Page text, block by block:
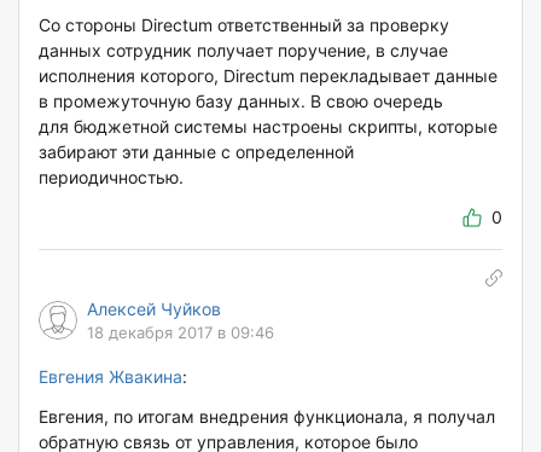
Со стороны Directum ответственный за проверку
данных сотрудник получает поручение, в случае
исполнения которого, Directum перекладывает данные
в промежуточную базу данных. В свою очередь
для бюджетной системы настроены скрипты, которые
забирают эти данные с определенной
периодичностью.
0
Алексей Чуйков
18 декабря 2017 в 09:46
Евгения Жвакина:
Евгения, по итогам внедрения функционала, я получал
обратную связь от управления, которое было